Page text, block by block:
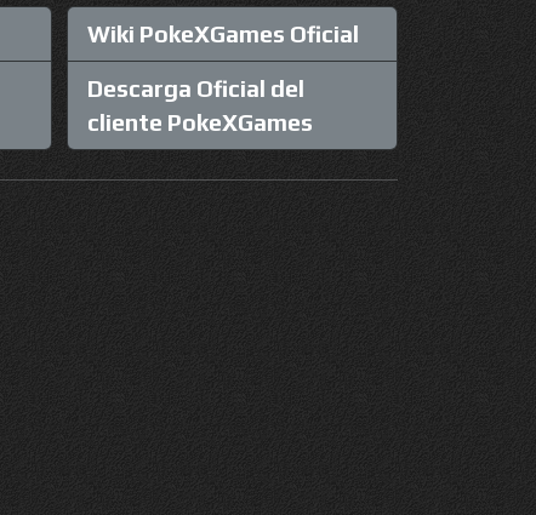
Wiki PokeXGames Oficial
Descarga Oficial del
cliente PokeXGames